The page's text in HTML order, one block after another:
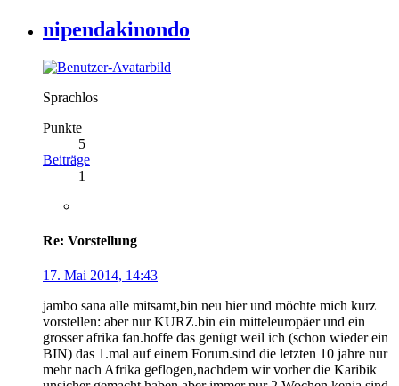
nipendakinondo
Sprachlos
Punkte
5
Beiträge
1
Re: Vorstellung
17. Mai 2014, 14:43
jambo sana alle mitsamt,bin neu hier und möchte mich kurz
vorstellen: aber nur KURZ.bin ein mitteleuropäer und ein
grosser afrika fan.hoffe das genügt weil ich (schon wieder ein
BIN) das 1.mal auf einem Forum.sind die letzten 10 jahre nur
mehr nach Afrika geflogen,nachdem wir vorher die Karibik